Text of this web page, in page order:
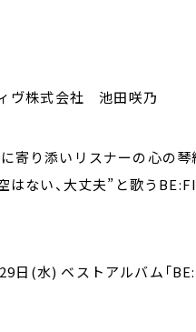
ィヴ株式会社 池田咲乃
寄り添いリスナーの心の
はない、大丈夫”と歌う
(水) ベストアルバム「